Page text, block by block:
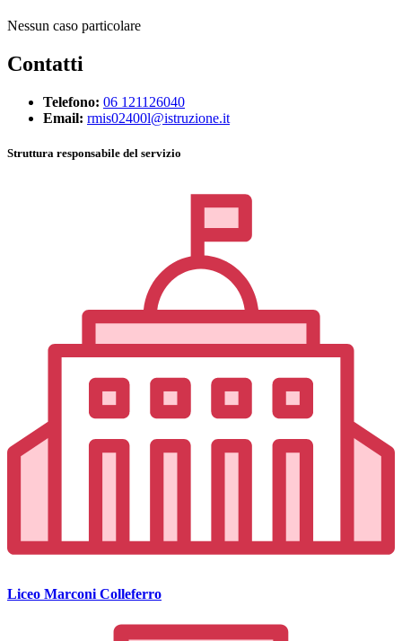
Nessun caso particolare
Contatti
Telefono: 06 121126040
Email: rmis02400l@istruzione.it
Struttura responsabile del servizio
Liceo Marconi Colleferro